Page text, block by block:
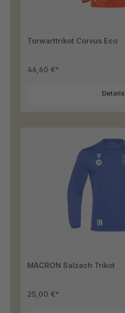
Torwarttrikot Corvus Eco
46,60 €*
Details
MACRON Salzach Trikot
25,00 €*